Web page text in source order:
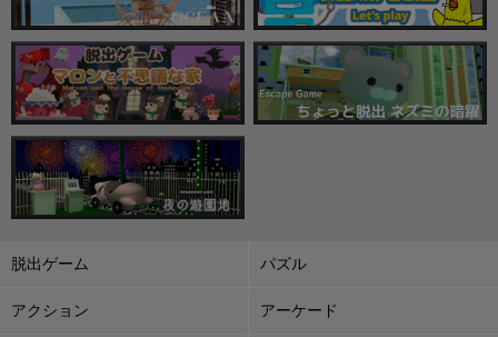
脱出ゲーム パズル
アクション アーケード